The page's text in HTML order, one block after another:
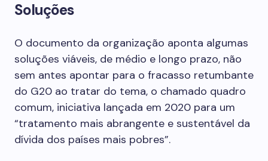
Soluções
O documento da organização aponta algumas
soluções viáveis, de médio e longo prazo, não
sem antes apontar para o fracasso retumbante
do G20 ao tratar do tema, o chamado quadro
comum, iniciativa lançada em 2020 para um
“tratamento mais abrangente e sustentável da
dívida dos países mais pobres”.